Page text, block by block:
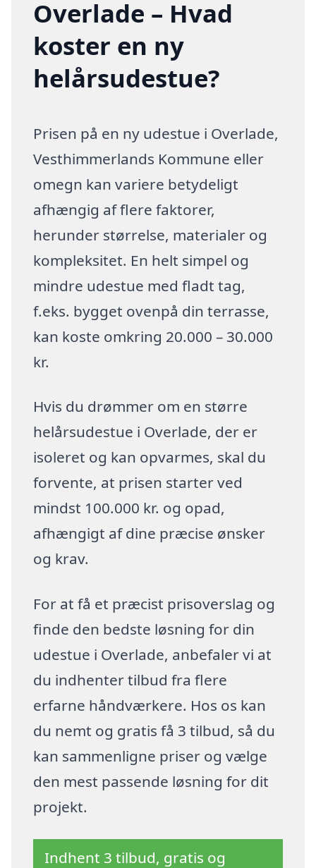
Overlade – Hvad
koster en ny
helårsudestue?
Prisen på en ny udestue i Overlade,
Vesthimmerlands Kommune eller
omegn kan variere betydeligt
afhængig af flere faktorer,
herunder størrelse, materialer og
kompleksitet. En helt simpel og
mindre udestue med fladt tag,
f.eks. bygget ovenpå din terrasse,
kan koste omkring 20.000 – 30.000
kr.
Hvis du drømmer om en større
helårsudestue i Overlade, der er
isoleret og kan opvarmes, skal du
forvente, at prisen starter ved
mindst 100.000 kr. og opad,
afhængigt af dine præcise ønsker
og krav.
For at få et præcist prisoverslag og
finde den bedste løsning for din
udestue i Overlade, anbefaler vi at
du indhenter tilbud fra flere
erfarne håndværkere. Hos os kan
du nemt og gratis få 3 tilbud, så du
kan sammenligne priser og vælge
den mest passende løsning for dit
projekt.
Indhent 3 tilbud, gratis og